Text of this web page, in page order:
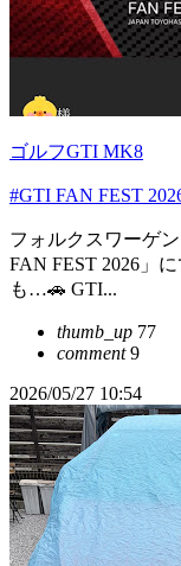
ゴルフGTI MK8
#GTI FAN FEST
フォルクスワーゲ
FAN FEST 2026」
も…🚗 GTI...
thumb_up 77
comment9
2026/05/27 10:54